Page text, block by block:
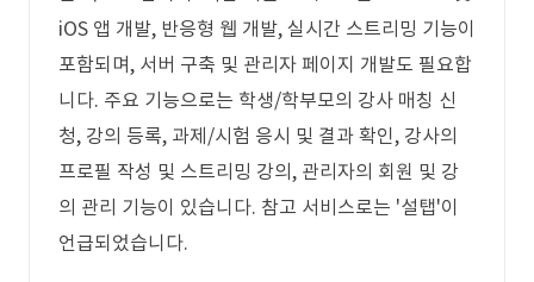
iOS 앱 개발, 반응형 웹 개발, 실시간 스트리밍 기능이
포함되며, 서버 구축 및 관리자 페이지 개발도 필요합
니다. 주요 기능으로는 학생/학부모의 강사 매칭 신
청, 강의 등록, 과제/시험 응시 및 결과 확인, 강사의
프로필 작성 및 스트리밍 강의, 관리자의 회원 및 강
의 관리 기능이 있습니다. 참고 서비스로는 '설탭'이
언급되었습니다.